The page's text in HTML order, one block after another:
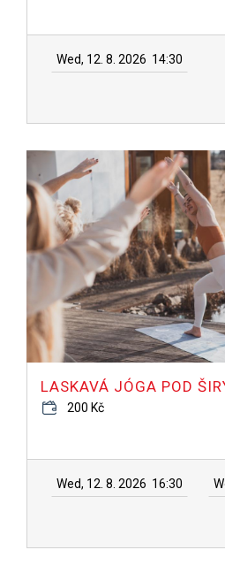
Wed, 12. 8. 2026 14:30
LASKAVÁ JÓGA POD
200 Kč
Wed, 12. 8. 2026 16:30